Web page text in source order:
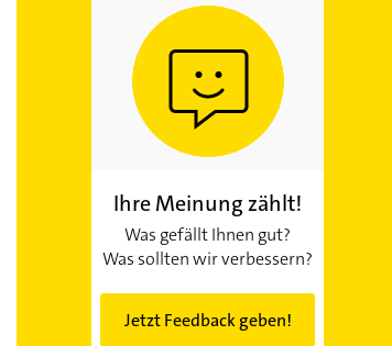
Ihre Meinung zählt!
Was gefällt Ihnen gut?
Was sollten wir verbessern?
Jetzt Feedback geben!